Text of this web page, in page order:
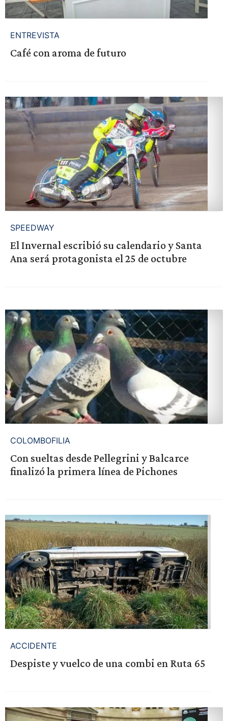
ENTREVISTA
Café con aroma de futuro
SPEEDWAY
El Invernal escribió su calendario y Santa
Ana será protagonista el 25 de octubre
COLOMBOFILIA
Con sueltas desde Pellegrini y Balcarce
finalizó la primera línea de Pichones
ACCIDENTE
Despiste y vuelco de una combi en Ruta 65